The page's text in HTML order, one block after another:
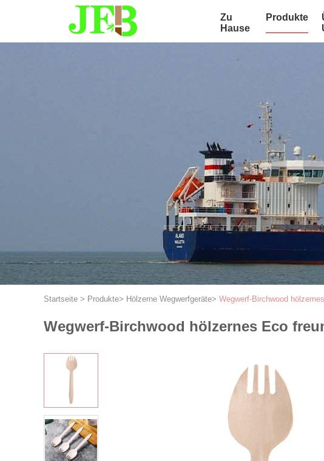
Zu
Hause
Produkte
Startseite > Produkte> Hölzerne Wegwerfgeräte> Wegwerf-Birchwood
Wegwerf-Birchwood hölzernes Eco